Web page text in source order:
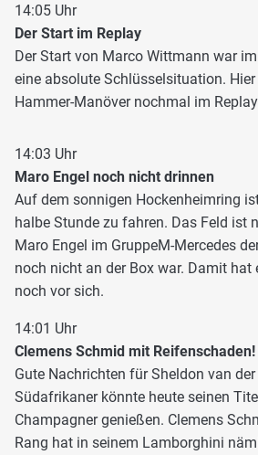
14:05 Uhr
Der Start im Replay
Der Start von Marco Wittmann war
eine absolute Schlüsselsituation.
Hammer-Manöver nochmal im
14:03 Uhr
Maro Engel noch nicht drinnen
Auf dem sonnigen Hockenheimring
halbe Stunde zu fahren. Das Feld ist
Maro Engel im GruppeM-Mercedes
noch nicht an der Box war. Damit
noch vor sich.
14:01 Uhr
Clemens Schmid mit Reifenschaden!
Gute Nachrichten für Sheldon van
Südafrikaner könnte heute seinen
Champagner genießen. Clemens
Rang hat in seinem Lamborghini